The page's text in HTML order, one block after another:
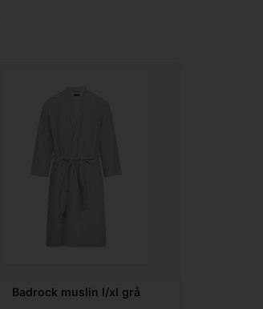
Badrock muslin l/xl grå